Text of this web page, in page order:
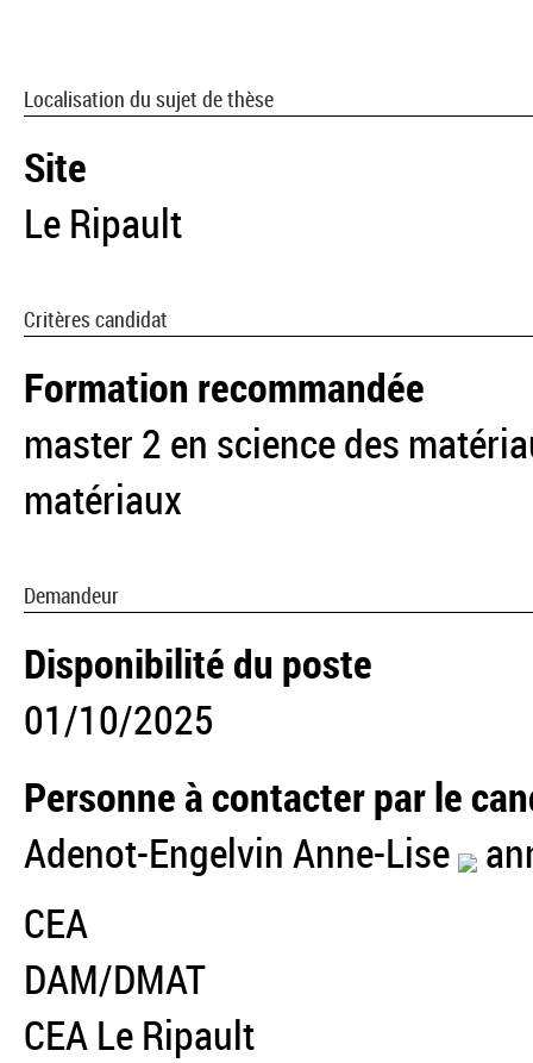
Localisation du sujet de thèse
Site
Le Ripault
Critères candidat
Formation recommandée
master 2 en science des
matériaux
Demandeur
Disponibilité du poste
01/10/2025
Personne à contacter par le
Adenot-Engelvin Anne-Lise
CEA
DAM/DMAT
CEA Le Ripault